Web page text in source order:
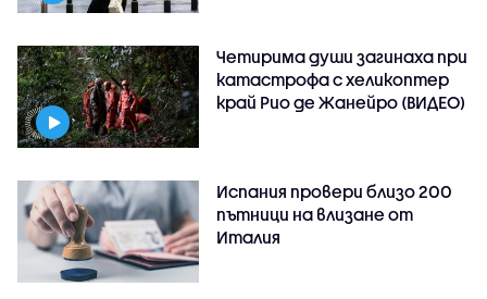
Четирима души загинаха при
катастрофа с хеликоптер
край Рио де Жанейро (ВИДЕО)
Испания провери близо 200
пътници на влизане от
Италия